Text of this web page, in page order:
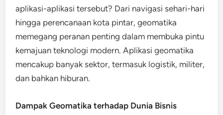
aplikasi-aplikasi tersebut? Dari navigasi sehari-hari
hingga perencanaan kota pintar, geomatika
memegang peranan penting dalam membuka pintu
kemajuan teknologi modern. Aplikasi geomatika
mencakup banyak sektor, termasuk logistik, militer,
dan bahkan hiburan.
Dampak Geomatika terhadap Dunia Bisnis